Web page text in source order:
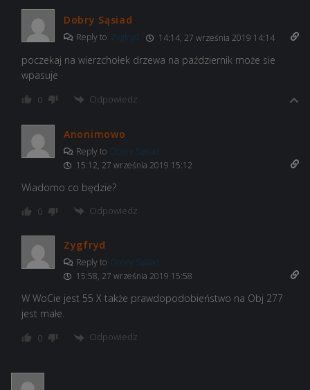
Dobry Sąsiad
Reply to Zygfryd 14:14, 27 września 2019 14:14
poczekaj na wierzchołek drzewa na październik może sie
wpasuje
0 Odpowiedz
Anonimowo
Reply to Dobry Sąsiad
15:12, 27 września 2019 15:12
Wiadomo co będzie?
0 Odpowiedz
Zygfryd
Reply to Dobry Sąsiad
15:58, 27 września 2019 15:58
W WoCie jest 55 X także prawdopodobieństwo na Obj 277
jest małe.
0 Odpowiedz